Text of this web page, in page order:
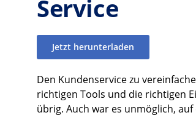
Service
Jetzt herunterladen
Den Kundenservice zu
richtigen Tools und die richtigen
übrig. Auch war es unmöglich,